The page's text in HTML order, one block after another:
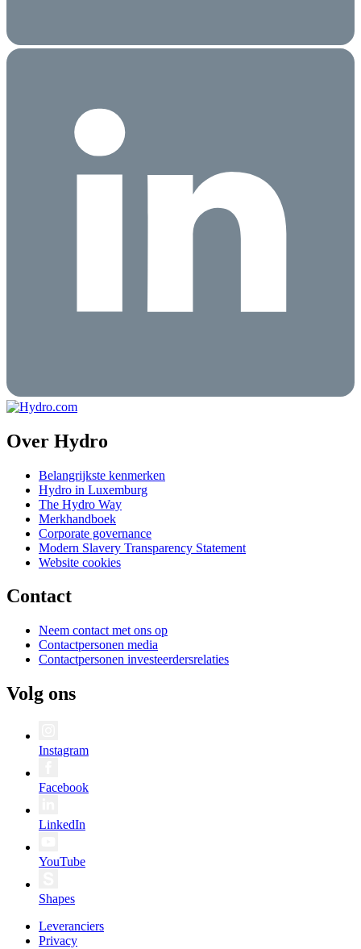
Over Hydro
Belangrijkste kenmerken
Hydro in Luxemburg
The Hydro Way
Merkhandboek
Corporate governance
Modern Slavery Transparency Statement
Website cookies
Contact
Neem contact met ons op
Contactpersonen media
Contactpersonen investeerdersrelaties
Volg ons
Instagram
Facebook
LinkedIn
YouTube
Shapes
Leveranciers
Privacy